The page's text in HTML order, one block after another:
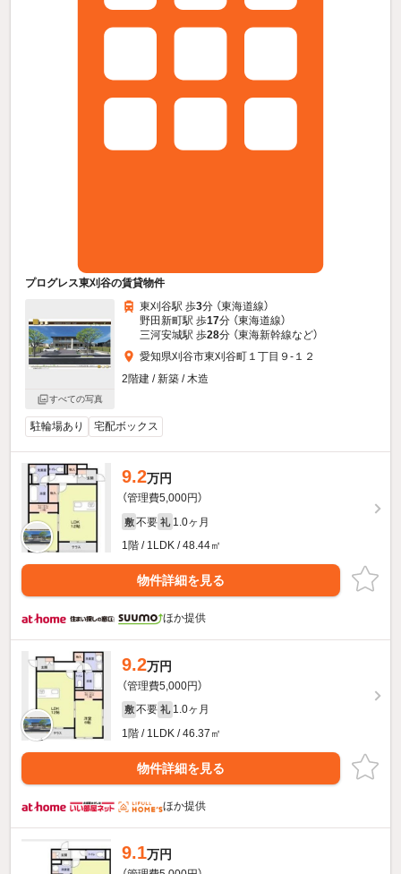
プログレス東刈谷の賃貸物件
すべての写真
東刈谷駅 歩3分 （東海道線）
野田新町駅 歩17分 （東海道線）
三河安城駅 歩28分 （東海新幹線など）
愛知県刈谷市東刈谷町１丁目９-１２
2階建 / 新築 / 木造
駐輪場あり 宅配ボックス
9.2万円
（管理費5,000円）
敷 不要 礼 1.0ヶ月
1階 / 1LDK / 48.44㎡
物件詳細を見る
ほか提供
9.2万円
（管理費5,000円）
敷 不要 礼 1.0ヶ月
1階 / 1LDK / 46.37㎡
物件詳細を見る
ほか提供
9.1万円